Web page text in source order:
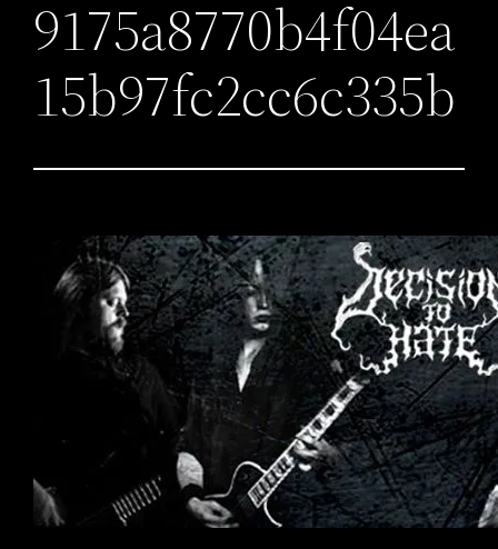
9175a8770b4f04ea
15b97fc2cc6c335b